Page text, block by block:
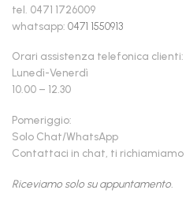
tel. 0471 1726009
whatsapp: 0471 1550913
Orari assistenza telefonica clienti:
Lunedì-Venerdì
10.00 – 12.30
Pomeriggio:
Solo Chat/WhatsApp
Contattaci in chat, ti richiamiamo
Riceviamo solo su appuntamento.